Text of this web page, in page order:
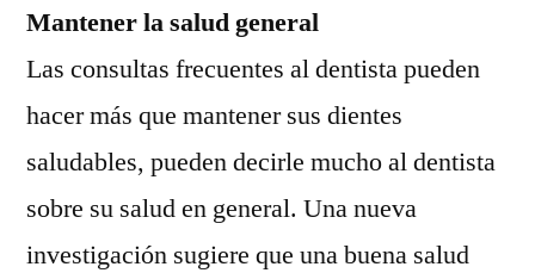
Mantener la salud general
Las consultas frecuentes al dentista pueden
hacer más que mantener sus dientes
saludables, pueden decirle mucho al dentista
sobre su salud en general. Una nueva
investigación sugiere que una buena salud